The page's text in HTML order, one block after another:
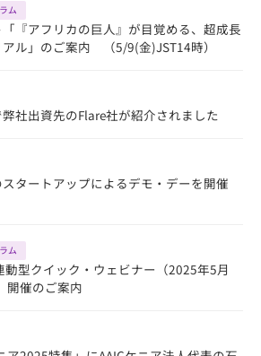
ム
『アフリカの巨人』が目覚める、超成長
ル」のご案内 （5/9(金)JST14時）
社出資先のFlare社が紹介されました
タートアップによるデモ・デーを開催
ム
動型クイック・ウェビナー（2025年5月
開催のご案内